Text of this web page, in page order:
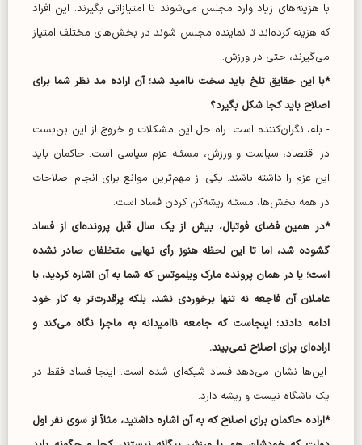
با هزینه‌های زیاد وارد مجلس می‌شوند تا امتیازاتی بگیرند. این افراد
که هزینه کرده‌اند تا نماینده مجلس شوند در بخش‌های مختلف امتیاز
می‌گیرند، حتی در ورزش.
*با این حقایق تلخ باید سخت ناامید شد؛ آن اراده مد نظر شما برای
اصلاح باید کجا شکل بگیرد؟
- بله، نگران‌کننده است. راه حل این مشکلات و خروج از این بن‌بست
در اقتصاد، سیاست و ورزش، مسئله عزم سیاسی است. حاکمان باید
این عزم را داشته باشند. یکی از مهم‌ترین موانع برای انجام اصلاحات
در همه بخش‌ها، مسئله ریشه‌کن کردن فساد است.
*در همین فضای فوتبال، بیش از یک سال قبل پرونده‌ای از فساد
گشوده شد، اما تا این لحظه هنوز رأی نهایی متخلفان صادر نشده
است؛ یا در همان پرونده مارک ویلموتس که شما به آن اشاره کردید، با
عاملان آن فاجعه نه تنها برخوردی نشد، بلکه پرقدرت‌تر به کار خود
ادامه دادند؛ اینجاست که جامعه ناامیدانه به ماجرا نگاه می‌کند و
اراده‌ای برای اصلاح نمی‌بیند.
-این‌ها نشان می‌دهد فساد شبکه‌ای شده است. اینجا فساد فقط در
یک باشگاه نیست و ریشه دارد.
*اراده حاکمان برای اصلاح که به آن اشاره داشتید، مثلاً از سوی نفر اول